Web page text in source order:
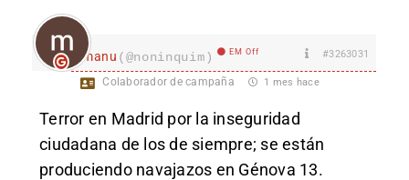
manu (@noninquim) EM Off #3263031
Colaborador de campaña 1 mes hace
Terror en Madrid por la inseguridad
ciudadana de los de siempre; se están
produciendo navajazos en Génova 13.